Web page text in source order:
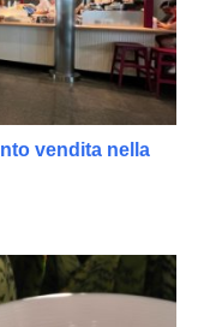
vendita nella